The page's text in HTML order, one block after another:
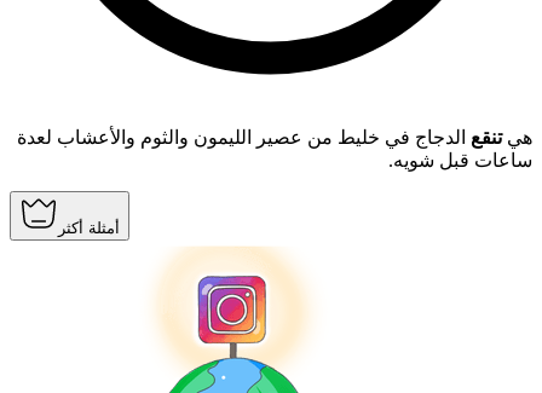
هيتنقع الدجاج في خليط من عصير الليمون والثوم والأعشاب لعدة
ساعات قبل شويه.
أمثلة أكثر